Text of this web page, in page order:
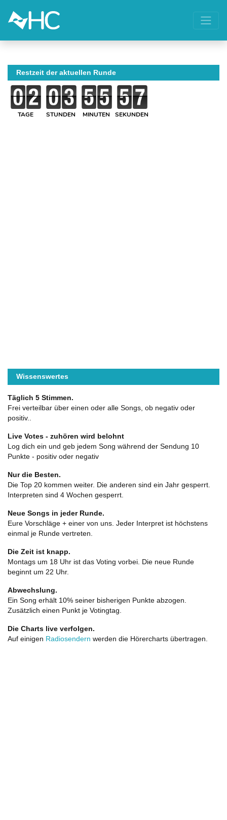
Restzeit der aktuellen Runde
TAGE STUNDEN MINUTEN SEKUNDEN
Wissenswertes
Täglich 5 Stimmen.
Frei verteilbar über einen oder alle Songs, ob negativ oder
positiv..
Live Votes - zuhören wird belohnt
Log dich ein und geb jedem Song während der Sendung 10
Punkte - positiv oder negativ
Nur die Besten.
Die Top 20 kommen weiter. Die anderen sind ein Jahr gesperrt.
Interpreten sind 4 Wochen gesperrt.
Neue Songs in jeder Runde.
Eure Vorschläge + einer von uns. Jeder Interpret ist höchstens
einmal je Runde vertreten.
Die Zeit ist knapp.
Montags um 18 Uhr ist das Voting vorbei. Die neue Runde
beginnt um 22 Uhr.
Abwechslung.
Ein Song erhält 10% seiner bisherigen Punkte abzogen.
Zusätzlich einen Punkt je Votingtag.
Die Charts live verfolgen.
Auf einigen Radiosendern werden die Hörercharts übertragen.